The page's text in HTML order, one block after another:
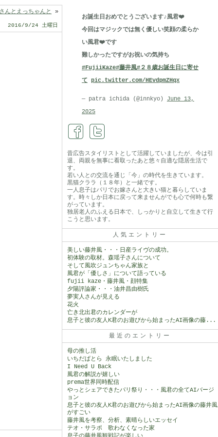
んとえっちゃんと »
2016/9/24 土曜日
お誕生日おめでとうございます♪風君❤️
今回はマジックでは無く優しい笑顔の柔らか
い風君❤️です
難しかったですがお祝いの気持ち
#FujiiKaze#藤井風#２８歳お誕生日に寄せ
て pic.twitter.com/HEvdpmZHqx
— patra ichida (@innkyo) June 13,
2025
昔広告スタイリストとして活躍していましたが、今は引
退、両親を無事に看取ったあと悠々自適な隠居生活で
す。
若い人との交流を通じ「今」の時代を生きています。
黒猫クララ（１８年）と一緒です。
一人息子はパリでお嫁さんと大きい猫と暮らしていま
す。時々しか日本に戻って来ませんがでも心で何時も繋
がっています。
独居老人のふえる日本で、しっかりと自立して生きて行
こうと思います。
人気エントリー
美しい藤井風・・・日産ライヴの成功。
初体験の取材。森瑶子さんについて
そして風吹ジュンちゃん家族と
風君が「優しさ」について語っている
fujii kaze・藤井風・顔特集
夕陽評論家・・・油井昌由樹氏
夢実人さんが見える
花火
亡き北出君のカレンダーが
息子と彼の友人K君のお遊びから始まったAI画像の藤...
最近のエントリー
母の推し活
いちだぱとら 永眠いたしました
I Need U Back
風君の解説が嬉しい
prema世界同時配信
やっとシェアできたパリ祭り・・・風君の全てAIバージ
ョン
息子と彼の友人K君のお遊びから始まったAI画像の藤井風
がすごい
藤井風を考察、分析、素晴らしいエッセイ
テオ・サラポ 歌わなくなった家